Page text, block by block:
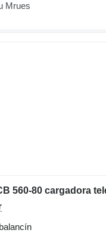
Mrues
560-80 cargadora